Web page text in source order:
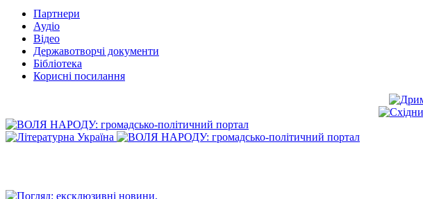
Партнери
Аудіо
Відео
Державотворчі документи
Бібліотека
Корисні посилання